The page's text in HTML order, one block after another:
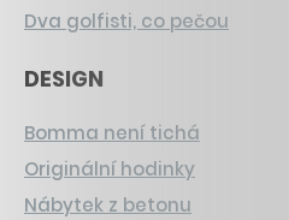
Dva golfisti, co pečou
DESIGN
Bomma není tichá
Originální hodinky
Nábytek z betonu